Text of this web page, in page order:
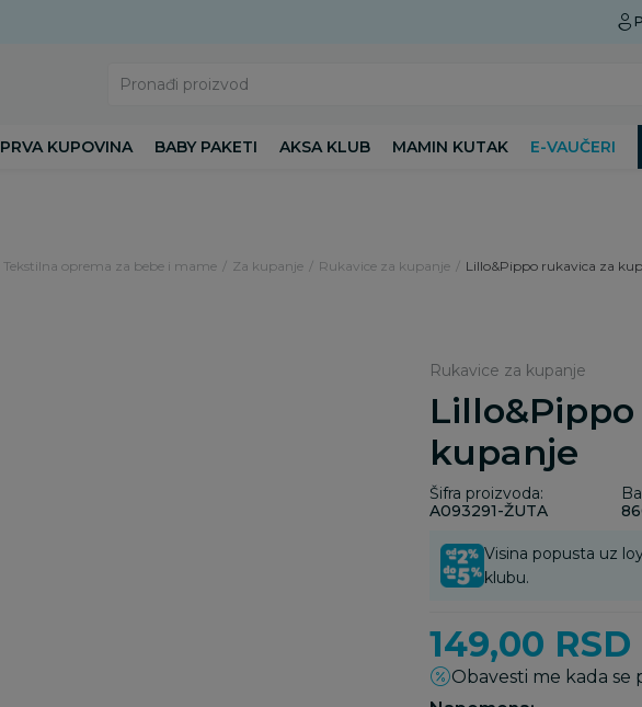
Pronađi proizvod
PRVA KUPOVINA BABY PAKETI AKSA KLUB MAMIN KUTAK E-VAUČERI
Tekstilna oprema za bebe i mame Za kupanje Rukavice za kupanje Lillo&Pippo rukavica za
Rukavice za kupanje
kupanje
Šifra proizvoda:
A093291-ŽUTA
Visina popusta uz
klubu.
149,00 RSD
Obavesti me kada se